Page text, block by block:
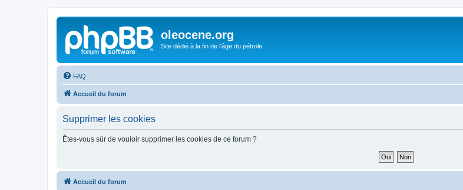
oleocene.org
Site dédié à la fin de l'âge du pétrole
FAQ
Accueil du forum
Supprimer les cookies
Êtes-vous sûr de vouloir supprimer les cookies de ce forum ?
Accueil du forum